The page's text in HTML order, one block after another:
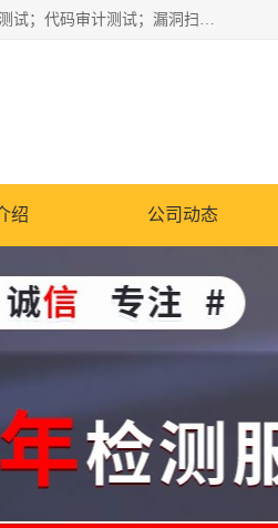
正检信服提供软件产品登记测试；科技项目验收测试；产品确认测试；功能测试；性能测试；安全测试；代码审计测试；漏洞扫描测试；渗透测试；风险评估测试；信息安全等级保护测评；双软认定；实验室建设质量体系建设；软件着作权、软件评测等服务。
绍 公司动态